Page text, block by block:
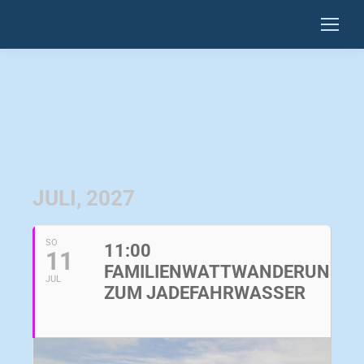
JULI, 2027
SO
11
JUL
11:00
FAMILIENWATTWANDERUNG
ZUM JADEFAHRWASSER